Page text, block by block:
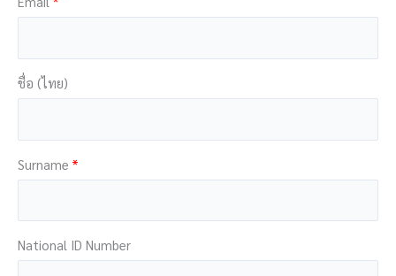
ชื่อ (ไทย)
Surname
National ID Number